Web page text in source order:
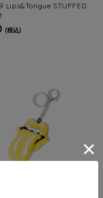
Lips&Tongue STUFFED
(税込)